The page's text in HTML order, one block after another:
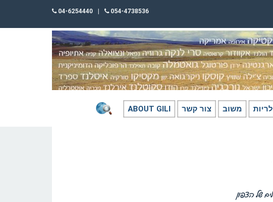
054-4738536
04-6254440
משוב צור קשר ABOUT GILI
של הצפון